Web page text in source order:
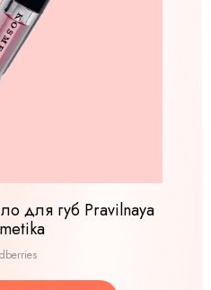
для губ Pravilnaya